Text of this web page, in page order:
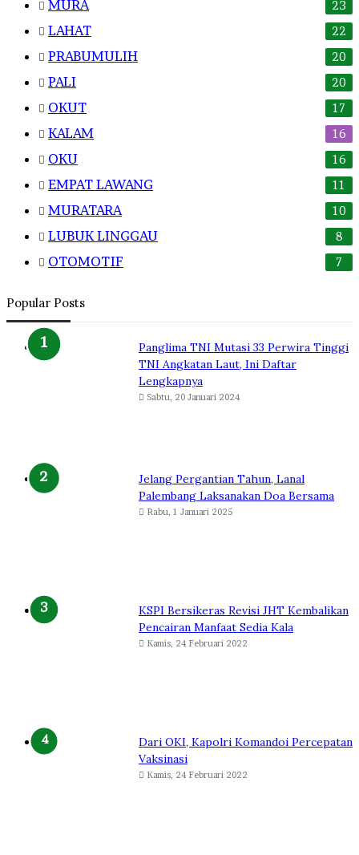
MURA 23
LAHAT 22
PRABUMULIH 20
PALI 20
OKUT 17
KALAM 16
OKU 16
EMPAT LAWANG 11
MURATARA 10
LUBUK LINGGAU 8
OTOMOTIF 7
Popular Posts
Panglima TNI Mutasi 33 Perwira Tinggi
TNI Angkatan Laut, Ini Daftar
Lengkapnya
Sabtu, 20 Januari 2024
Jelang Pergantian Tahun, Lanal
Palembang Laksanakan Doa Bersama
Rabu, 1 Januari 2025
KSPI Bersikeras Revisi JHT Kembalikan
Pencairan Manfaat Sedia Kala
Kamis, 24 Februari 2022
Dari OKI, Kapolri Komandoi Percepatan
Vaksinasi
Kamis, 24 Februari 2022